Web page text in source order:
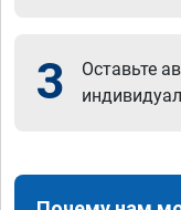
3
Оставьте